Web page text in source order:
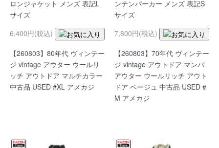
ロンジャケット メンズ 表記L
サイズ
6,400円(税込)
【260803】80年代 ヴィンテー
ジ vintage アウター ウールリ
ッチ アウトドア マルチカラー
中古品 USED #XL アメカジ
ンテンパーカー メンズ 表記S
サイズ
7,800円(税込)
【260803】70年代 ヴィンテー
ジ vintage アウトドア マンパ
アウター ウールリッチ アウト
ドア ベージュ 中古品 USED #
M アメカジ